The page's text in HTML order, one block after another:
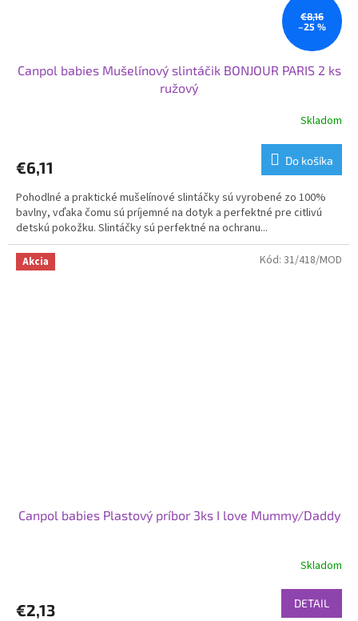
€8,16
–25 %
Canpol babies Mušelínový slintáčik BONJOUR PARIS 2 ks
ružový
Skladom
€6,11 Do košíka
Pohodlné a praktické mušelínové slintáčky sú vyrobené zo 100%
bavlny, vďaka čomu sú príjemné na dotyk a perfektné pre citlivú
detskú pokožku. Slintáčky sú perfektné na ochranu...
Akcia
Canpol babies Plastový príbor 3ks I love Mummy/Daddy
Skladom
€2,13 DETAIL
Kód: 31/418/MOD